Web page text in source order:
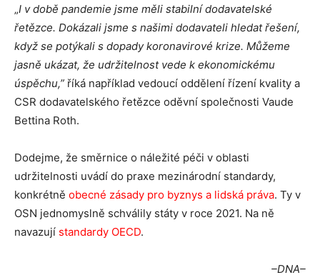
„I v době pandemie jsme měli stabilní dodavatelské
řetězce. Dokázali jsme s našimi dodavateli hledat řešení,
když se potýkali s dopady koronavirové krize. Můžeme
jasně ukázat, že udržitelnost vede k ekonomickému
úspěchu,” říká například vedoucí oddělení řízení kvality a
CSR dodavatelského řetězce oděvní společnosti Vaude
Bettina Roth.
Dodejme, že směrnice o náležité péči v oblasti
udržitelnosti uvádí do praxe mezinárodní standardy,
konkrétně obecné zásady pro byznys a lidská práva. Ty v
OSN jednomyslně schválily státy v roce 2021. Na ně
navazují standardy OECD.
–DNA–